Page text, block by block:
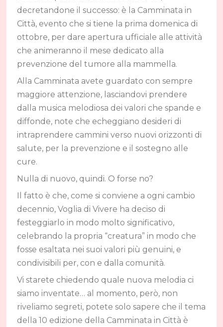
decretandone il successo: è la Camminata in
Città, evento che si tiene la prima domenica di
ottobre, per dare apertura ufficiale alle attività
che animeranno il mese dedicato alla
prevenzione del tumore alla mammella.
Alla Camminata avete guardato con sempre
maggiore attenzione, lasciandovi prendere
dalla musica melodiosa dei valori che spande e
diffonde, note che echeggiano desideri di
intraprendere cammini verso nuovi orizzonti di
salute, per la prevenzione e il sostegno alle
cure.
Nulla di nuovo, quindi. O forse no?
Il fatto è che, come si conviene a ogni cambio
decennio, Voglia di Vivere ha deciso di
festeggiarlo in modo molto significativo,
celebrando la propria “creatura” in modo che
fosse esaltata nei suoi valori più genuini, e
condivisibili per, con e dalla comunità.
Vi starete chiedendo quale nuova melodia ci
siamo inventate… al momento, però, non
riveliamo segreti, potete solo sapere che il tema
della 10 edizione della Camminata in Città è